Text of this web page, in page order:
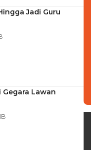
Jadi Guru
Lawan